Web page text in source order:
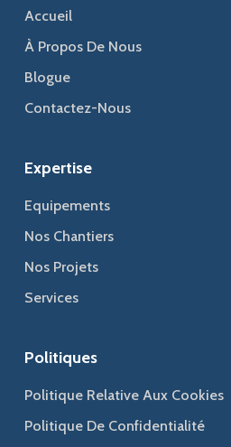
Accueil
À Propos De Nous
Blogue
Contactez-Nous
Expertise
Equipements
Nos Chantiers
Nos Projets
Services
Politiques
Politique Relative Aux Cookies
Politique De Confidentialité